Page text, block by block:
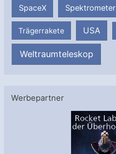
SpaceX Spektrometer
Trägerrakete USA
Weltraumteleskop
Werbepartner